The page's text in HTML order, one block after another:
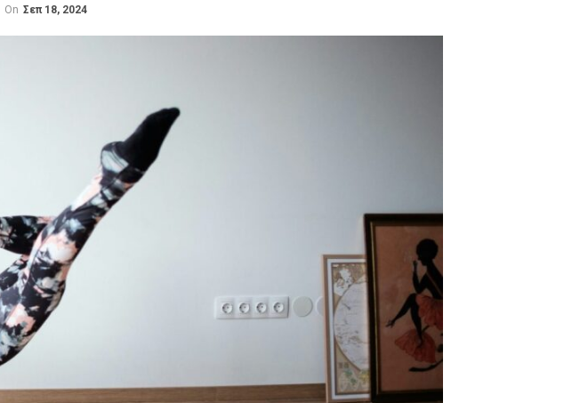
On Σεπ 18, 2024